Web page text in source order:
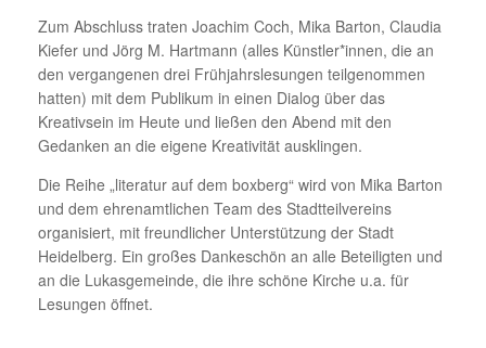
Zum Abschluss traten Joachim Coch, Mika Barton, Claudia
Kiefer und Jörg M. Hartmann (alles Künstler*innen, die an
den vergangenen drei Frühjahrslesungen teilgenommen
hatten) mit dem Publikum in einen Dialog über das
Kreativsein im Heute und ließen den Abend mit den
Gedanken an die eigene Kreativität ausklingen.
Die Reihe „literatur auf dem boxberg“ wird von Mika Barton
und dem ehrenamtlichen Team des Stadtteilvereins
organisiert, mit freundlicher Unterstützung der Stadt
Heidelberg. Ein großes Dankeschön an alle Beteiligten und
an die Lukasgemeinde, die ihre schöne Kirche u.a. für
Lesungen öffnet.